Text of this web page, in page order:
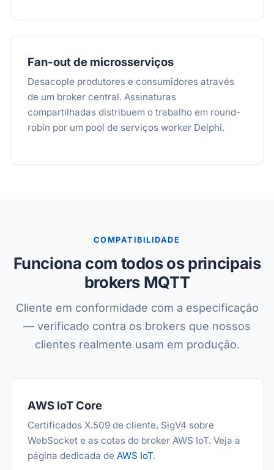
Fan-out de microsserviços
Desacople produtores e consumidores através
de um broker central. Assinaturas
compartilhadas distribuem o trabalho em round-
robin por um pool de serviços worker Delphi.
COMPATIBILIDADE
Funciona com todos os principais
brokers MQTT
Cliente em conformidade com a especificação
— verificado contra os brokers que nossos
clientes realmente usam em produção.
AWS IoT Core
Certificados X.509 de cliente, SigV4 sobre
WebSocket e as cotas do broker AWS IoT. Veja a
página dedicada de AWS IoT.